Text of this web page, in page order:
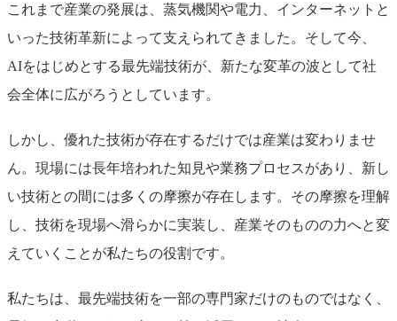
これまで産業の発展は、蒸気機関や電力、インターネットと
いった技術革新によって支えられてきました。そして今、
AIをはじめとする最先端技術が、新たな変革の波として社
会全体に広がろうとしています。
しかし、優れた技術が存在するだけでは産業は変わりませ
ん。現場には長年培われた知見や業務プロセスがあり、新し
い技術との間には多くの摩擦が存在します。その摩擦を理解
し、技術を現場へ滑らかに実装し、産業そのものの力へと変
えていくことが私たちの役割です。
私たちは、最先端技術を一部の専門家だけのものではなく、